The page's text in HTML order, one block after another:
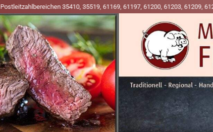
35410, 35519, 61169, 61197, 61200, 61203, 61209, 61231, 61239,